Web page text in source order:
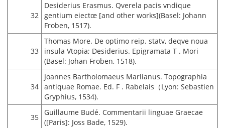
32
Desiderius Erasmus. Qverela pacis vndique
gentium eiectœ [and other works](Basel: Johann
Froben, 1517).
33
Thomas More. De optimo reip. statv, deqve noua
insula Vtopia; Desiderius. Epigramata T . Mori
(Basel: Johan Froben, 1518).
34
Joannes Bartholomaeus Marlianus. Topographia
antiquae Romae. Ed. F . Rabelais（Lyon: Sebastien
Gryphius, 1534).
35
Guillaume Budé. Commentarii linguae Graecae
([Paris]: Joss Bade, 1529).